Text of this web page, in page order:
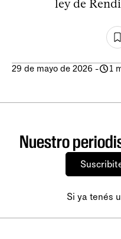
ley de
29 de mayo de 2026 - 1
Nuestro
Si ya tenés